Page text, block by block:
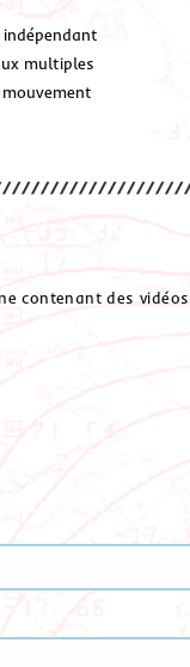
indépendant
multiples
contenant des vidéos